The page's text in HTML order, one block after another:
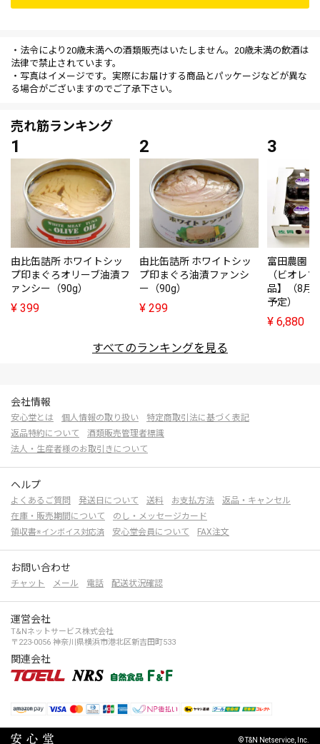
・法令により20歳未満への酒類販売はいたしません。20歳未満の飲酒は
法律で禁止されています。
・写真はイメージです。実際にお届けする商品とパッケージなどが異な
る場合がございますのでご了承下さい。
売れ筋ランキング
由比缶詰所 ホワイトシッ
プ印まぐろオリーブ油漬フ
ァンシー（90g）
¥ 399
由比缶詰所 ホワイトシッ
プ印まぐろ油漬ファンシ
ー（90g）
¥ 299
富田農園
（ビオレ
品】（8月
予定）
¥ 6,880
すべてのランキングを見る
会社情報
安心堂とは 個人情報の取り扱い
特定商取引法に基づく表記
返品特約について
酒類販売管理者標識
法人・生産者様のお取引きについて
ヘルプ
よくあるご質問 発送日について 送料 お支払方法
返品・キャンセル
在庫・販売期間について
のし・メッセージカード
領収書※インボイス対応済 安心堂会員について FAX注文
お問い合わせ
チャット メール 電話 配送状況確認
運営会社
T&Nネットサービス株式会社
〒223-0056 神奈川県横浜市港北区新吉田町533
関連会社
© T&N Netservice, Inc.